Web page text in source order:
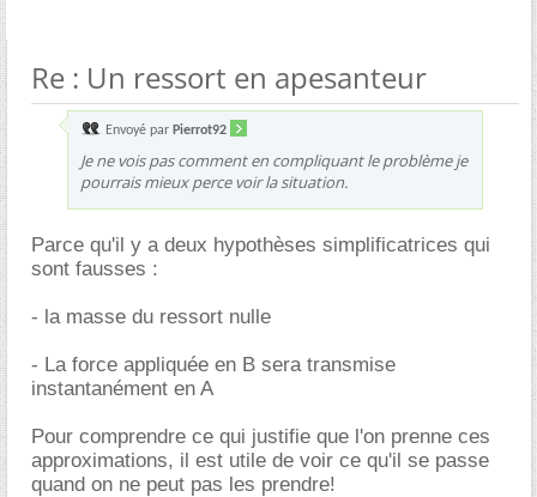
Re : Un ressort en apesanteur
Envoyé par Pierrot92
Je ne vois pas comment en compliquant le problème je
pourrais mieux perce voir la situation.
Parce qu'il y a deux hypothèses simplificatrices qui
sont fausses :
- la masse du ressort nulle
- La force appliquée en B sera transmise
instantanément en A
Pour comprendre ce qui justifie que l'on prenne ces
approximations, il est utile de voir ce qu'il se passe
quand on ne peut pas les prendre!